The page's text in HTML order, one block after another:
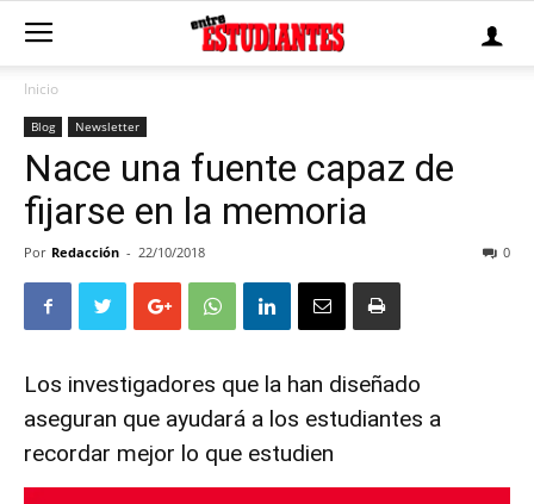
Inicio
Blog Newsletter
Nace una fuente capaz de
fijarse en la memoria
Por Redacción - 22/10/2018 0
Los investigadores que la han diseñado
aseguran que ayudará a los estudiantes a
recordar mejor lo que estudien